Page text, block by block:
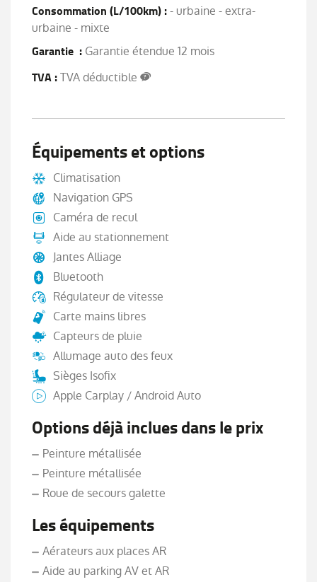
Consommation (L/100km) :- urbaine - extra-
urbaine - mixte
Garantie : Garantie étendue 12 mois
TVA :TVA déductible
Équipements et options
Climatisation
Navigation GPS
Caméra de recul
Aide au stationnement
Jantes Alliage
Bluetooth
Régulateur de vitesse
Carte mains libres
Capteurs de pluie
Allumage auto des feux
Sièges Isofix
Apple Carplay / Android Auto
Options déjà inclues dans le prix
Peinture métallisée
Peinture métallisée
Roue de secours galette
Les équipements
Aérateurs aux places AR
Aide au parking AV et AR